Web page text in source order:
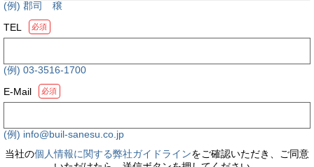
(例) 郡司 穣
TEL
必須
(例) 03-3516-1700
E-Mail
必須
(例) info@buil-sanesu.co.jp
当社の個人情報に関する弊社ガイドラインをご確認いただき、ご同意